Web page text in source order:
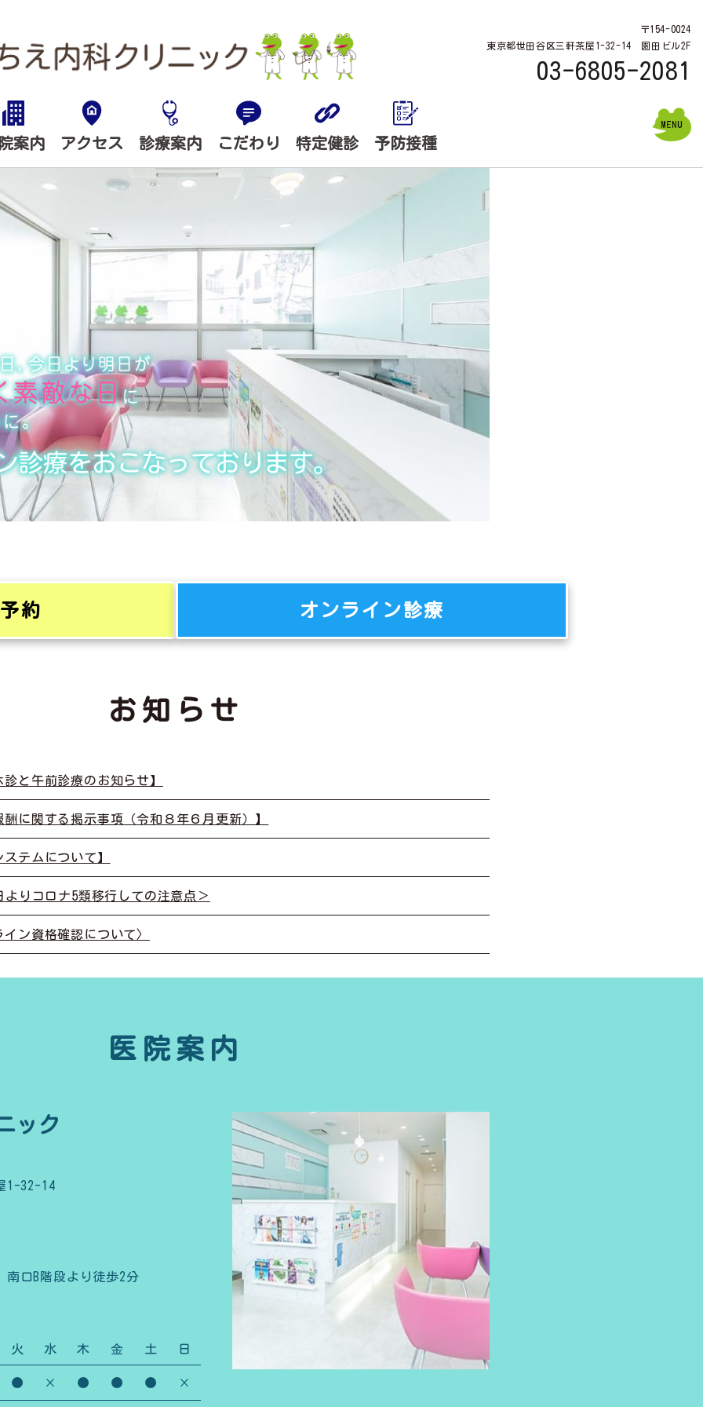
〒154-0024
東京都世田谷区三軒茶屋1-32-14 園田ビル2F
03-6805-2081
案内 アクセス 診療案内 こだわり 特定健診 予防接種
約 オンライン診療
お知らせ
診と午前診療のお知らせ】
酬に関する掲示事項（令和８年６月更新）】
テムについて】
よりコロナ5類移行しての注意点＞
イン資格確認について〉
医院案内
ック
1-32-14
口B階段より徒歩2分
火 水 木 金 土 日
● × ● ● ● ×